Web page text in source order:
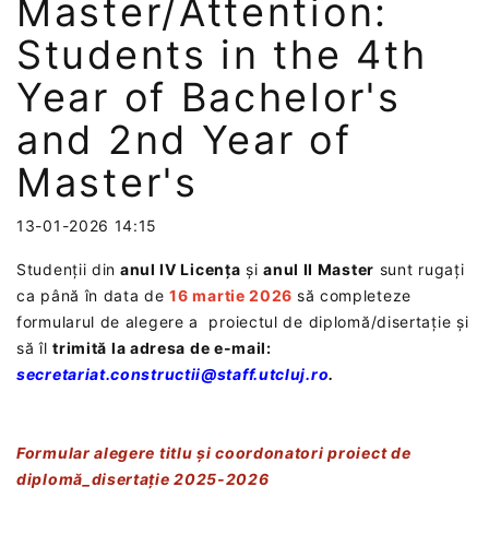
Master/Attention:
Students in the 4th
Year of Bachelor's
and 2nd Year of
Master's
13-01-2026 14:15
Studenții din anul IV Licența șianul II Master sunt rugați
ca până în data de16 martie 2026 să completeze
formularul de alegere a proiectul de diplomă/disertație şi
să îltrimită la adresa de e-mail:
secretariat.constructii@staff.utcluj.ro.
Formular alegere titlu şi coordonatori proiect de
diplomă_disertație 2025-2026